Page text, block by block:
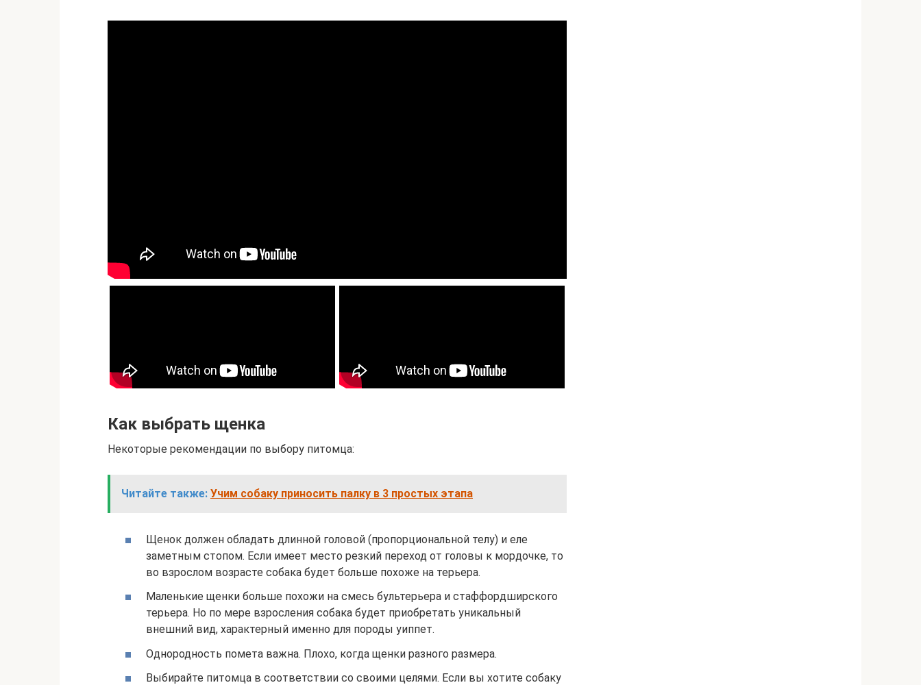
Как выбрать щенка
Некоторые рекомендации по выбору питомца:
Читайте также: Учим собаку приносить палку в 3 простых этапа
Щенок должен обладать длинной головой (пропорциональной телу) и еле
заметным стопом. Если имеет место резкий переход от головы к мордочке, то
во взрослом возрасте собака будет больше похоже на терьера.
Маленькие щенки больше похожи на смесь бультерьера и стаффордширского
терьера. Но по мере взросления собака будет приобретать уникальный
внешний вид, характерный именно для породы уиппет.
Однородность помета важна. Плохо, когда щенки разного размера.
Выбирайте питомца в соответствии со своими целями. Если вы хотите собаку